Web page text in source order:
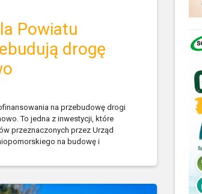
Powiatu
drogę
na przebudowę drogi
To jedna z inwestycji, które
przeznaczonych przez Urząd
na budowę i